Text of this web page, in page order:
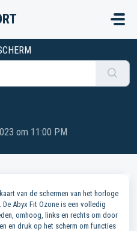
om 11:00 PM
van de schermen van het horloge
Abyx Fit Ozone is een volledig
omhoog, links en rechts om door
en druk op het scherm om functies